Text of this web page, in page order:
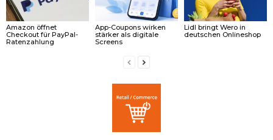
Amazon öffnet
Checkout für PayPal-
Ratenzahlung
App-Coupons wirken
stärker als digitale
Screens
Lidl bringt Wero in
deutschen Onlineshop